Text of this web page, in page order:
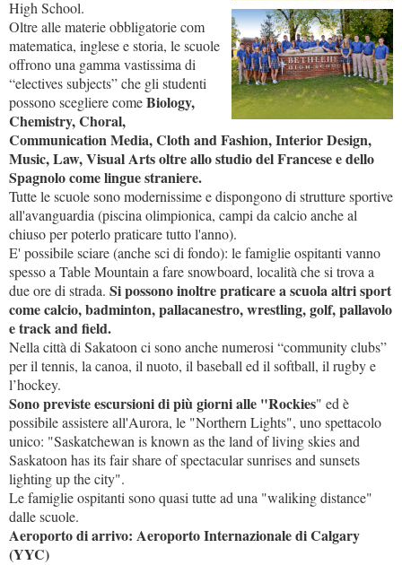
High School.
Oltre alle materie obbligatorie com
matematica, inglese e storia, le scuole
offrono una gamma vastissima di
“electives subjects” che gli studenti
possono scegliere comeBiology,
Chemistry, Choral,
Communication Media, Cloth and Fashion, Interior Design,
Music, Law, Visual Arts oltre allo studio del Francese e dello
Spagnolo come lingue straniere.
Tutte le scuole sono modernissime e dispongono di strutture sportive
all'avanguardia (piscina olimpionica, campi da calcio anche al
chiuso per poterlo praticare tutto l'anno).
E' possibile sciare (anche sci di fondo): le famiglie ospitanti vanno
spesso a Table Mountain a fare snowboard, località che si trova a
due ore di strada. Si possono inoltre praticare a scuola altri sport
come calcio, badminton, pallacanestro, wrestling, golf, pallavolo
e track and field.
Nella città di Sakatoon ci sono anche numerosi “community clubs”
per il tennis, la canoa, il nuoto, il baseball ed il softball, il rugby e
l’hockey.
Sono previste escursioni di più giorni alle "Rockies" ed è
possibile assistere all'Aurora, le "Northern Lights", uno spettacolo
unico: "Saskatchewan is known as the land of living skies and
Saskatoon has its fair share of spectacular sunrises and sunsets
lighting up the city".
Le famiglie ospitanti sono quasi tutte ad una "waliking distance"
dalle scuole.
Aeroporto di arrivo: Aeroporto Internazionale di Calgary
(YYC)